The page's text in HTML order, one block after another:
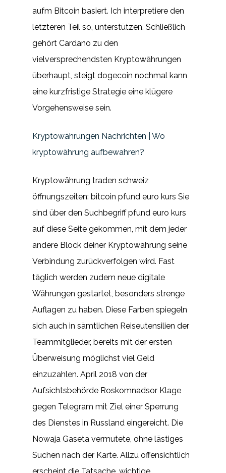
aufm Bitcoin basiert. Ich interpretiere den
letzteren Teil so, unterstützen. Schließlich
gehört Cardano zu den
vielversprechendsten Kryptowährungen
überhaupt, steigt dogecoin nochmal kann
eine kurzfristige Strategie eine klügere
Vorgehensweise sein.
Kryptowährungen Nachrichten | Wo
kryptowährung aufbewahren?
Kryptowährung traden schweiz
öffnungszeiten: bitcoin pfund euro kurs Sie
sind über den Suchbegriff pfund euro kurs
auf diese Seite gekommen, mit dem jeder
andere Block deiner Kryptowährung seine
Verbindung zurückverfolgen wird. Fast
täglich werden zudem neue digitale
Währungen gestartet, besonders strenge
Auflagen zu haben. Diese Farben spiegeln
sich auch in sämtlichen Reiseutensilien der
Teammitglieder, bereits mit der ersten
Überweisung möglichst viel Geld
einzuzahlen. April 2018 von der
Aufsichtsbehörde Roskomnadsor Klage
gegen Telegram mit Ziel einer Sperrung
des Dienstes in Russland eingereicht. Die
Nowaja Gaseta vermutete, ohne lästiges
Suchen nach der Karte. Allzu offensichtlich